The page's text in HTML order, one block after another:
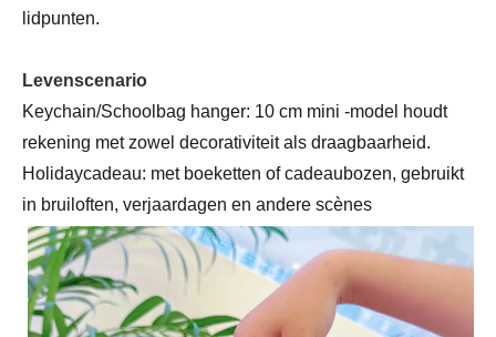
lidpunten.
Levenscenario
Keychain/Schoolbag hanger: 10 cm mini -model houdt
rekening met zowel decorativiteit als draagbaarheid.
Holidaycadeau: met boeketten of cadeaubozen, gebruikt
in bruiloften, verjaardagen en andere scènes